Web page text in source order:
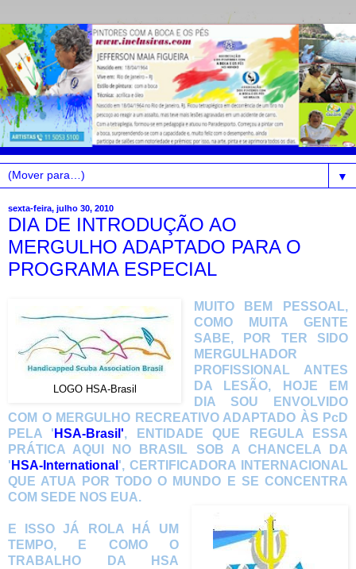
▼
sexta-feira, julho 30, 2010
DIA DE INTRODUÇÃO AO
MERGULHO ADAPTADO PARA O
PROGRAMA ESPECIAL
LOGO HSA-Brasil
MUITO BEM PESSOAL,
COMO MUITA GENTE
SABE, POR TER SIDO
MERGULHADOR
PROFISSIONAL ANTES
DA LESÃO, HOJE EM
DIA SOU ENVOLVIDO
COM O MERGULHO RECREATIVO ADAPTADO ÀS PcD
PELA ' HSA-Brasil', ENTIDADE QUE REGULA ESSA
PRÁTICA AQUI NO BRASIL SOB A CHANCELA DA
' HSA-International ', CERTIFICADORA INTERNACIONAL
QUE ATUA POR TODO O MUNDO E SE CONCENTRA
COM SEDE NOS EUA.
E ISSO JÁ ROLA HÁ UM
TEMPO, E COMO O
TRABALHO DA HSA